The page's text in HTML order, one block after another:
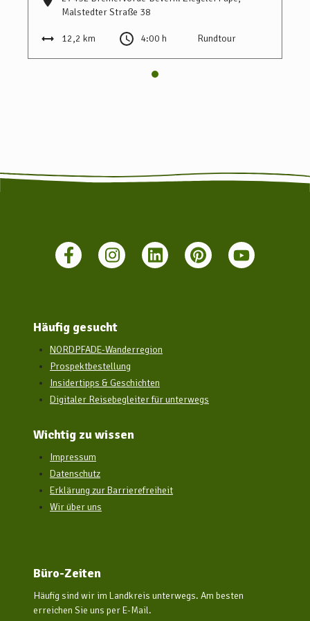
Ab Bremen oder Stade können Sie von Mai bis Oktober
historischen Moorexpress nehmen, der gemächlich über die
Dörfer fährt und in Bremervörde hält. Hierzu muss im Vorfeld
ein Ticket gebucht werden. Nähere Infos zu der historischen
Außerdem gibt es verschiedene Busverbindungen, die nach
Malstedter Straße 38
12,2 km 4:00 h Rundtour
Häufig gesucht
NORDPFADE-Wanderregion
Prospektbestellung
Insidertipps & Geschichten
Digitaler Reisebegleiter für unterwegs
Wichtig zu wissen
Impressum
Datenschutz
Erklärung zur Barrierefreiheit
Wir über uns
Büro-Zeiten
Häufig sind wir im Landkreis unterwegs. Am besten
erreichen Sie uns per E-Mail.